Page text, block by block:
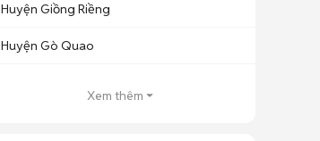
Huyện Giồng Riềng
Huyện Gò Quao
Xem thêm